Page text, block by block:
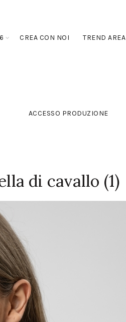
CREA CON NOI TREND AREA
ACCESSO PRODUZIONE
di cavallo (1)